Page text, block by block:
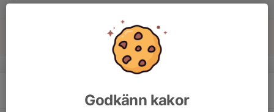
v.34
Godkänn kakor